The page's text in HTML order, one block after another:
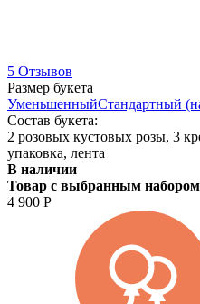
5 Отзывов
Размер букета
УменьшенныйСтандартный
Состав букета:
2 розовых кустовых розы, 3
упаковка, лента
В наличии
Товар с выбранным набором
4 900 Р